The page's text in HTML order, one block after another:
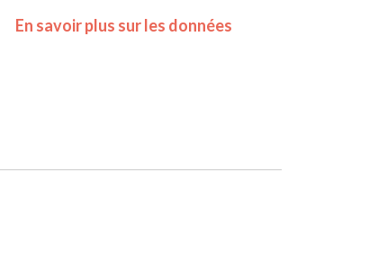
En savoir plus sur les données